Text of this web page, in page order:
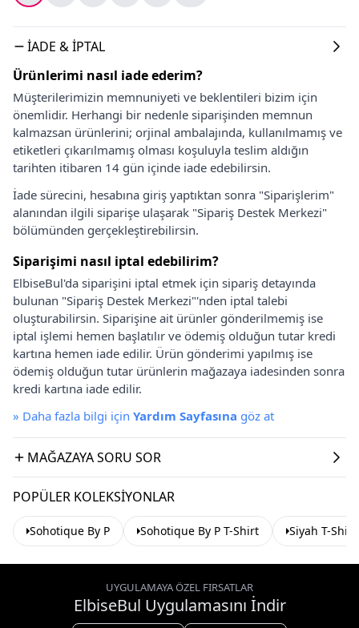
İADE & İPTAL
Ürünlerimi nasıl iade ederim?
Müşterilerimizin memnuniyeti ve beklentileri bizim için
önemlidir. Herhangi bir nedenle siparişinden memnun
kalmazsan ürünlerini; orjinal ambalajında, kullanılmamış ve
etiketleri çıkarılmamış olması koşuluyla teslim aldığın
tarihten itibaren 14 gün içinde iade edebilirsin.
İade sürecini, hesabına giriş yaptıktan sonra "Siparişlerim"
alanından ilgili siparişe ulaşarak "Sipariş Destek Merkezi"
bölümünden gerçekleştirebilirsin.
Siparişimi nasıl iptal edebilirim?
ElbiseBul'da siparişini iptal etmek için sipariş detayında
bulunan "Sipariş Destek Merkezi"'nden iptal talebi
oluşturabilirsin. Siparişine ait ürünler gönderilmemiş ise
iptal işlemi hemen başlatılır ve ödemiş olduğun tutar kredi
kartına hemen iade edilir. Ürün gönderimi yapılmış ise
ödemiş olduğun tutar ürünlerin mağazaya iadesinden sonra
kredi kartına iade edilir.
» Daha fazla bilgi için Yardım Sayfasına göz at
MAĞAZAYA SORU SOR
POPÜLER KOLEKSIYONLAR
Sohotique By P Sohotique By P T-Shirt Siyah T-Shirt
UYGULAMAYA ÖZEL FIRSATLAR
ElbiseBul Uygulamasını İndir